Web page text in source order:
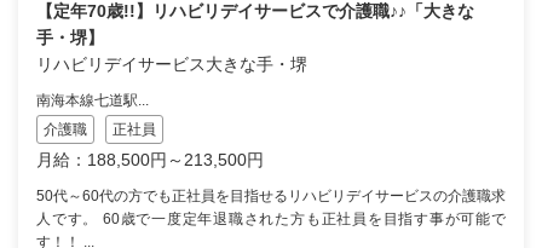
【定年70歳!!】リハビリデイサービスで介護職♪♪「大きな
手・堺】
リハビリデイサービス大きな手・堺
南海本線七道駅...
介護職
正社員
月給：188,500円～213,500円
50代～60代の方でも正社員を目指せるリハビリデイサービスの介護職求
人です。 60歳で一度定年退職された方も正社員を目指す事が可能で
す！！ ...